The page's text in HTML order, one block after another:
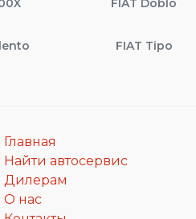
FIAT Tipo
Главная
Найти автосервис
Дилерам
О нас